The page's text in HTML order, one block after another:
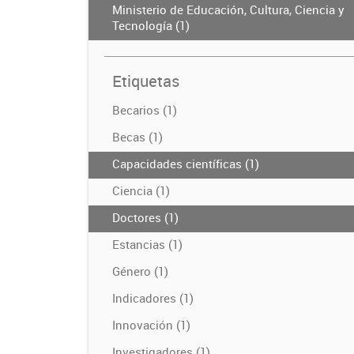
Ministerio de Educación, Cultura, Ciencia y
Tecnología (1)
Etiquetas
Becarios (1)
Becas (1)
Capacidades científicas (1)
Ciencia (1)
Doctores (1)
Estancias (1)
Género (1)
Indicadores (1)
Innovación (1)